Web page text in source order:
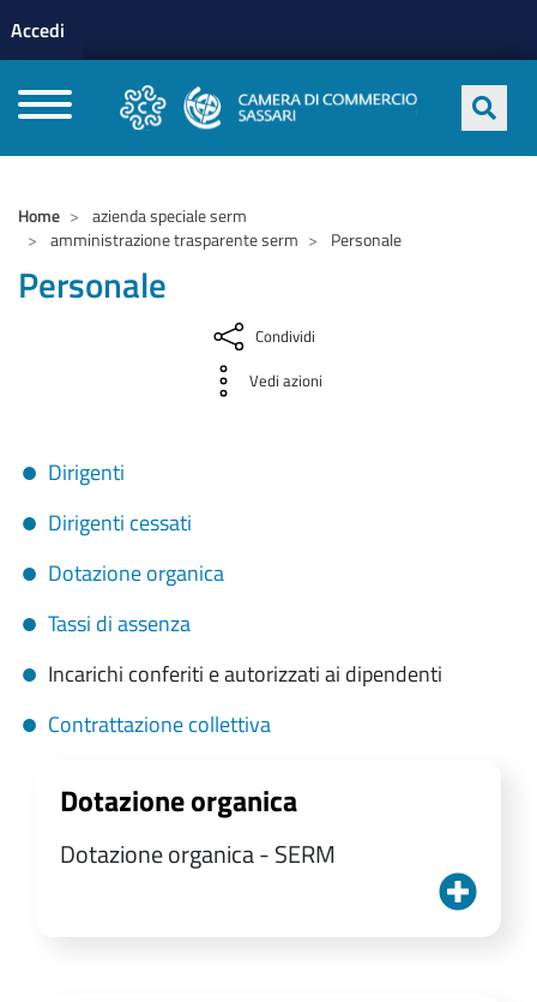
profilo utente
Accedi
Home
azienda speciale serm
amministrazione trasparente serm
Personale
Personale
Condividi
Vedi azioni
Dirigenti
Dirigenti cessati
Dotazione organica
Tassi di assenza
Incarichi conferiti e autorizzati ai dipendenti
Contrattazione collettiva
Dotazione organica
Dotazione organica - SERM